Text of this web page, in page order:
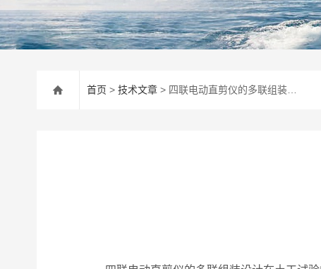
首页 > 技术文章 > 四联电动直剪仪的多联组装设计